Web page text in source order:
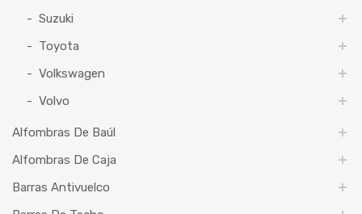
Suzuki
Toyota
Volkswagen
Volvo
Alfombras De Baúl
Alfombras De Caja
Barras Antivuelco